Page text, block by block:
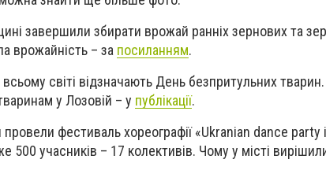
завершили збирати врожай ранніх зернових та
врожайність – за посиланням.
всьому світі відзначають День безпритульних
у Лозовій – у публікації.
провели фестиваль хореографії «Ukranian dance party
500 учасників – 17 колективів. Чому у місті